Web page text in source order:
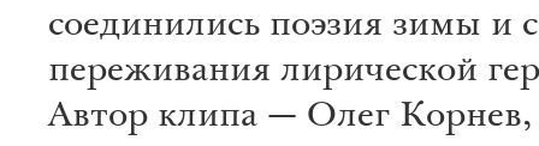
соединились поэзия зимы и
переживания лирической
Автор клипа — Олег